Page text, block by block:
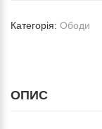
Категорія: Ободи
ОПИС